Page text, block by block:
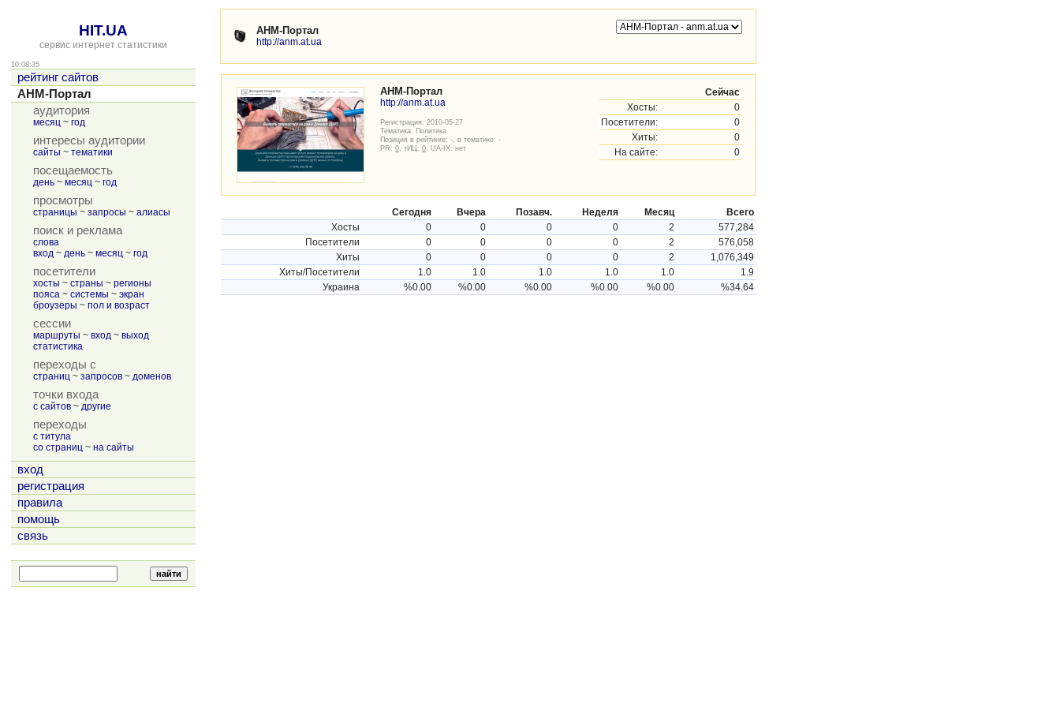
HIT.UA
сервис интернет статистики
10:08:35
рейтинг сайтов
АНМ-Портал
аудитория
месяц ~ год
интересы аудитории
сайты ~ тематики
посещаемость
день ~ месяц ~ год
просмотры
страницы ~ запросы ~ алиасы
поиск и реклама
слова
вход ~ день ~ месяц ~ год
посетители
хосты ~ страны ~ регионы
пояса ~ системы ~ экран
броузеры ~ пол и возраст
сессии
маршруты ~ вход ~ выход
статистика
переходы с
страниц ~ запросов ~ доменов
точки входа
с сайтов ~ другие
переходы
с титула
со страниц ~ на сайты
вход
регистрация
правила
помощь
связь
АНМ-Портал
http://anm.at.ua
АНМ-Портал
http://anm.at.ua
Регистрация: 2010-05-27
Тематика: Политика
Позиция в рейтинге: -, в тематике: -
PR: 0 , тИЦ: 0 , UA-IX: нет
Сейчас
Хосты:
0
Посетители:
0
Хиты:
0
На сайте:
0
Сегодня Вчера Позавч. Неделя Месяц
Всего
Хосты
0 0 0 0 2
577,284
Посетители
0 0 0 0 2
576,058
Хиты
0 0 0 0 2
1,076,349
Хиты/Посетители
1.0 1.0 1.0 1.0 1.0
1.9
Украина
%0.00 %0.00 %0.00 %0.00 %0.00 %34.64